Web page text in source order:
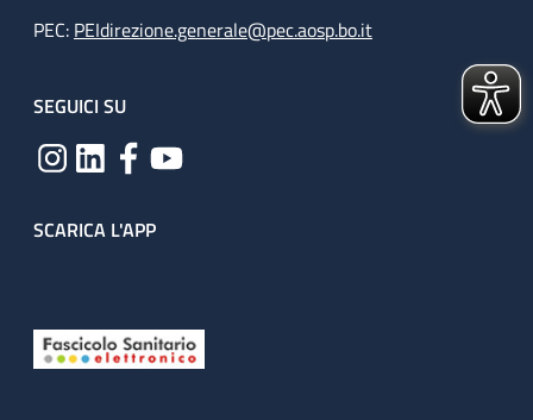
PEC: PEIdirezione.generale@pec.aosp.bo.it
SEGUICI SU
SCARICA L'APP